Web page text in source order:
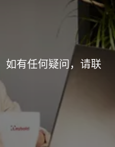
如有任何疑问，请联